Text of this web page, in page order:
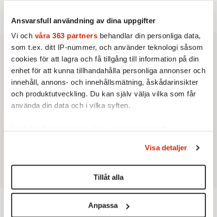
Ansvarsfull användning av dina uppgifter
Vi och våra 363 partners behandlar din personliga data,
som t.ex. ditt IP-nummer, och använder teknologi såsom
cookies för att lagra och få tillgång till information på din
enhet för att kunna tillhandahålla personliga annonser och
innehåll, annons- och innehållsmätning, åskådarinsikter
och produktutveckling. Du kan själv välja vilka som får
använda din data och i vilka syften.
Du kan ändra eller dra tillbaka ditt samtycke när som
helst från cookie-förklaringen.
Vi använder enhetsidentifierare för att anpassa innehållet
för sociala medier och analysera vår trafik. Vi
Visa detaljer
Tillåt alla
Anpassa